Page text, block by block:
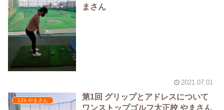
まさん
2021.07.01
124.やまさん
第1回 グリップとアドレスについて
ワンストップゴルフ大正校 やまさん